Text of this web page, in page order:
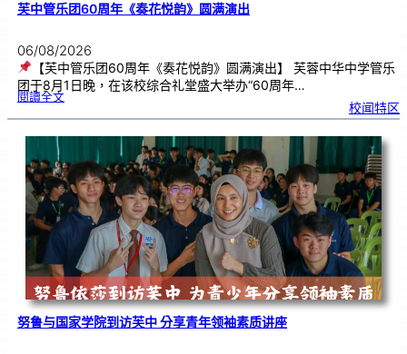
芙中管乐团60周年《奏花悦韵》圆满演出
06/08/2026
【芙中管乐团60周年《奏花悦韵》圆满演出】 芙蓉中华中学管乐
团于8月1日晚，在该校综合礼堂盛大举办“60周年…
閱讀全文:芙
乐
6
0
《
奏
花
悦
韵
》
圆
满
演
出
校闻特区
努鲁与国家学院到访芙中 分享青年领袖素质讲座